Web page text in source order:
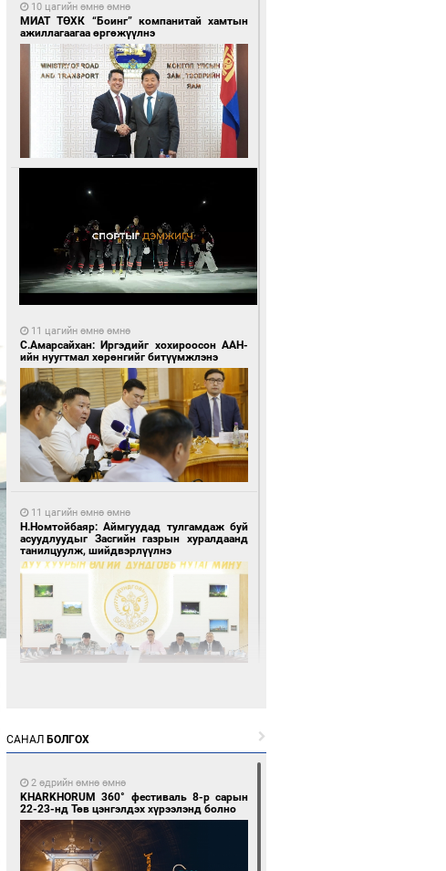
10 цагийн өмнө өмнө
МИАТ ТӨХК “Боинг” компанитай хамтын
ажиллагаагаа өргөжүүлнэ
11 цагийн өмнө өмнө
С.Амарсайхан: Иргэдийг хохироосон ААН-
ийн нуугтмал хөрөнгийг битүүмжлэнэ
11 цагийн өмнө өмнө
Н.Номтойбаяр: Аймгуудад тулгамдаж буй
асуудлуудыг Засгийн газрын хуралдаанд
танилцуулж, шийдвэрлүүлнэ
дугаартай автомашинтай иргэдэд шатахуун
олгоно
САНАЛ БОЛГОХ
2 өдрийн өмнө өмнө
KHARKHORUM 360° фестиваль 8-р сарын
22-23-нд Төв цэнгэлдэх хүрээлэнд болно